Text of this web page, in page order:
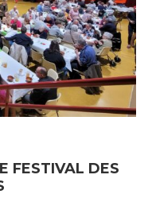
FESTIVAL DES